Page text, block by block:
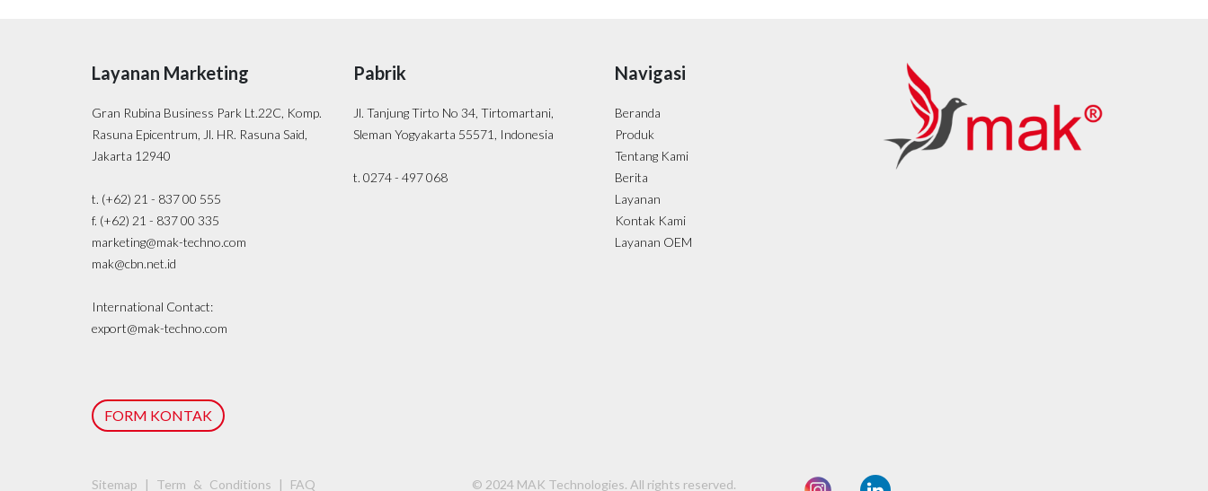
Layanan Marketing
Gran Rubina Business Park Lt.22C, Komp.
Rasuna Epicentrum, Jl. HR. Rasuna Said,
Jakarta 12940
t. (+62) 21 - 837 00 555
f. (+62) 21 - 837 00 335
marketing@mak-techno.com
mak@cbn.net.id
International Contact:
export@mak-techno.com
Pabrik
Jl. Tanjung Tirto No 34, Tirtomartani,
Sleman Yogyakarta 55571, Indonesia
t. 0274 - 497 068
Navigasi
Beranda
Produk
Tentang Kami
Berita
Layanan
Kontak Kami
Layanan OEM
FORM KONTAK
Sitemap | Term & Conditions | FAQ © 2024 MAK Technologies. All rights reserved.